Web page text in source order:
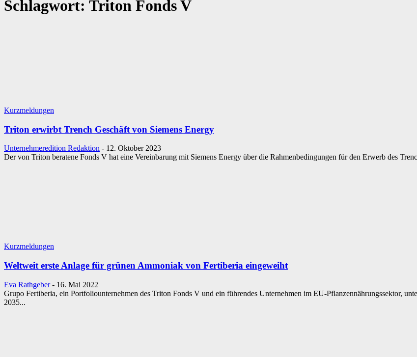
Schlagwort: Triton Fonds V
Kurzmeldungen
Triton erwirbt Trench Geschäft von Siemens Energy
Unternehmeredition Redaktion - 12. Oktober 2023
Der von Triton beratene Fonds V hat eine Vereinbarung mit Siemens Energy über die Rahmenbedingungen für den Erwerb des
Kurzmeldungen
Weltweit erste Anlage für grünen Ammoniak von Fertiberia eingeweiht
Eva Rathgeber - 16. Mai 2022
Grupo Fertiberia, ein Portfoliounternehmen des Triton Fonds V und ein führendes Unternehmen im EU-Pflanzennährungssektor,
2035...